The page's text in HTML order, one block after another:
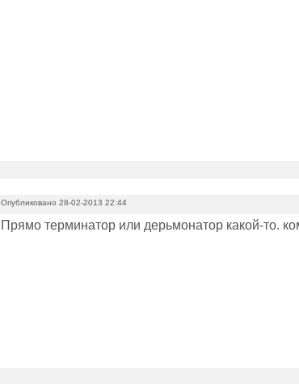
Опубликовано 28-02-2013 22:44
Прямо терминатор или дерьмонатор какой-то.